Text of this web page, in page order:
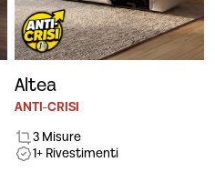
Altea
ANTI-CRISI
3 Misure
1+ Rivestimenti